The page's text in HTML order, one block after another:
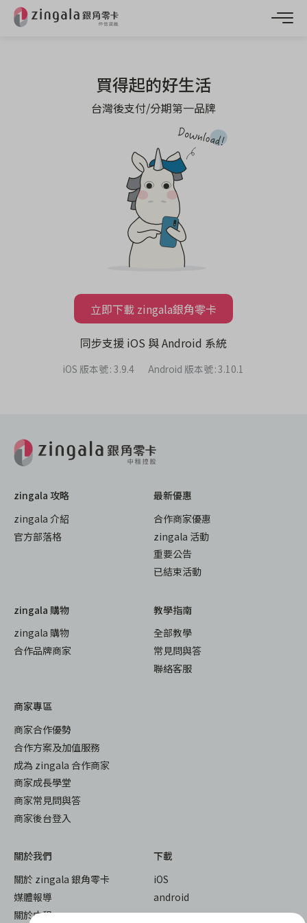
買得起的好生活
台灣後支付/分期第一品牌
立即下載 zingala銀角零卡
同步支援 iOS 與 Android 系統
iOS 版本號: 3.9.4 Android 版本號:3.10.1
zingala 攻略
zingala 介紹
官方部落格
最新優惠
合作商家優惠
zingala 活動
重要公告
已結束活動
zingala 購物
zingala 購物
合作品牌商家
教學指南
全部教學
常見問與答
聯絡客服
商家專區
商家合作優勢
合作方案及加值服務
成為 zingala 合作商家
商家成長學堂
商家常見問與答
商家後台登入
關於我們
關於 zingala 銀角零卡
媒體報導
關於中租
下載
iOS
android